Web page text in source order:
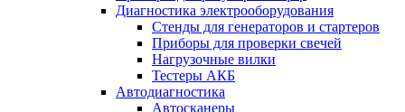
Диагностика электрооборудования
Стенды для генераторов и стартеров
Приборы для проверки свечей
Нагрузочные вилки
Тестеры АКБ
Автодиагностика
Автосканеры